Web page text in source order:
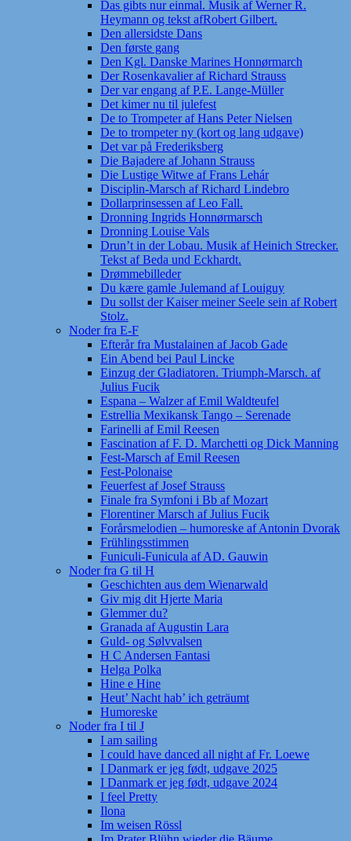
Das gibts nur einmal. Musik af Werner R.
Heymann og tekst afRobert Gilbert.
Den allersidste Dans
Den første gang
Den Kgl. Danske Marines Honnørmarch
Der Rosenkavalier af Richard Strauss
Der var engang af P.E. Lange-Müller
Det kimer nu til julefest
De to Trompeter af Hans Peter Nielsen
De to trompeter ny (kort og lang udgave)
Det var på Frederiksberg
Die Bajadere af Johann Strauss
Die Lustige Witwe af Frans Lehár
Disciplin-Marsch af Richard Lindebro
Dollarprinsessen af Leo Fall.
Dronning Ingrids Honnørmarsch
Dronning Louise Vals
Drun’t in der Lobau. Musik af Heinich Strecker.
Tekst af Beda und Eckhardt.
Drømmebilleder
Du kære gamle Julemand af Louiguy
Du sollst der Kaiser meiner Seele sein af Robert
Stolz.
Noder fra E-F
Efterår fra Mustalainen af Jacob Gade
Ein Abend bei Paul Lincke
Einzug der Gladiatoren. Triumph-Marsch. af
Julius Fucik
Espana – Walzer af Emil Waldteufel
Estrellia Mexikansk Tango – Serenade
Farinelli af Emil Reesen
Fascination af F. D. Marchetti og Dick Manning
Fest-Marsch af Emil Reesen
Fest-Polonaise
Feuerfest af Josef Strauss
Finale fra Symfoni i Bb af Mozart
Florentiner Marsch af Julius Fucik
Forårsmelodien – humoreske af Antonin Dvorak
Frühlingsstimmen
Funiculi-Funicula af AD. Gauwin
Noder fra G til H
Geschichten aus dem Wienarwald
Giv mig dit Hjerte Maria
Glemmer du?
Granada af Augustin Lara
Guld- og Sølvvalsen
H C Andersen Fantasi
Helga Polka
Hine e Hine
Heut’ Nacht hab’ ich geträumt
Humoreske
Noder fra I til J
I am sailing
I could have danced all night af Fr. Loewe
I Danmark er jeg født, udgave 2025
I Danmark er jeg født, udgave 2024
I feel Pretty
Ilona
Im weisen Rössl